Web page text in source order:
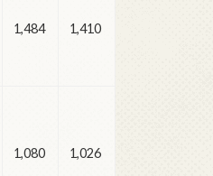
1,484 1,410
1,080 1,026